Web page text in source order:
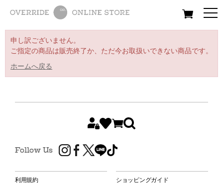
All Women Men
申し訳ございません。
ご指定の商品は販売終了か、ただ今お取扱いできない商品です。
ホームへ戻る
Follow Us
利用規約 ショッピングガイド